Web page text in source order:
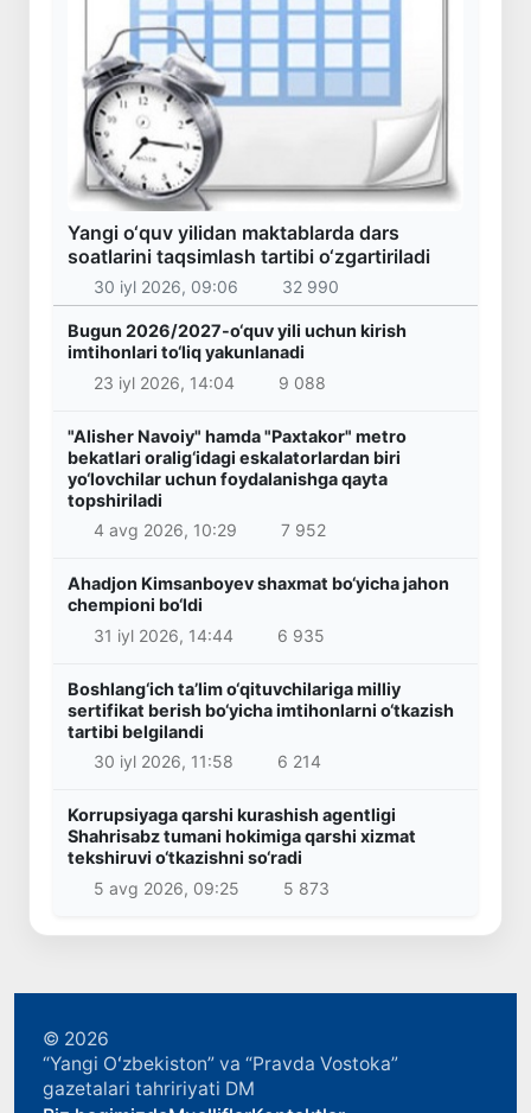
Yangi o‘quv yilidan maktablarda dars
soatlarini taqsimlash tartibi o‘zgartiriladi
30 iyl 2026, 09:06 32 990
Bugun 2026/2027-o‘quv yili uchun kirish
imtihonlari to‘liq yakunlanadi
23 iyl 2026, 14:04
9 088
"Alisher Navoiy" hamda "Paxtakor" metro
bekatlari oralig‘idagi eskalatorlardan biri
yo‘lovchilar uchun foydalanishga qayta
topshiriladi
4 avg 2026, 10:29
7 952
Ahadjon Kimsanboyev shaxmat bo‘yicha jahon
chempioni bo‘ldi
31 iyl 2026, 14:44
6 935
Boshlang‘ich ta’lim o‘qituvchilariga milliy
sertifikat berish bo‘yicha imtihonlarni o‘tkazish
tartibi belgilandi
30 iyl 2026, 11:58
6 214
Korrupsiyaga qarshi kurashish agentligi
Shahrisabz tumani hokimiga qarshi xizmat
tekshiruvi o‘tkazishni so‘radi
5 avg 2026, 09:25
5 873
© 2026
“Yangi Oʻzbekiston” va “Pravda Vostoka”
gazetalari tahririyati DM